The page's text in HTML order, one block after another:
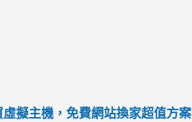
擬主機，免費網站換家超值方案